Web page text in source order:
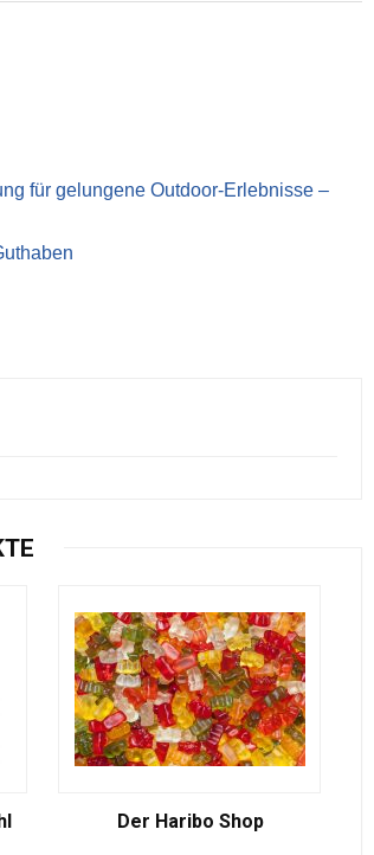
für gelungene Outdoor-Erlebnisse –
Der Haribo Shop